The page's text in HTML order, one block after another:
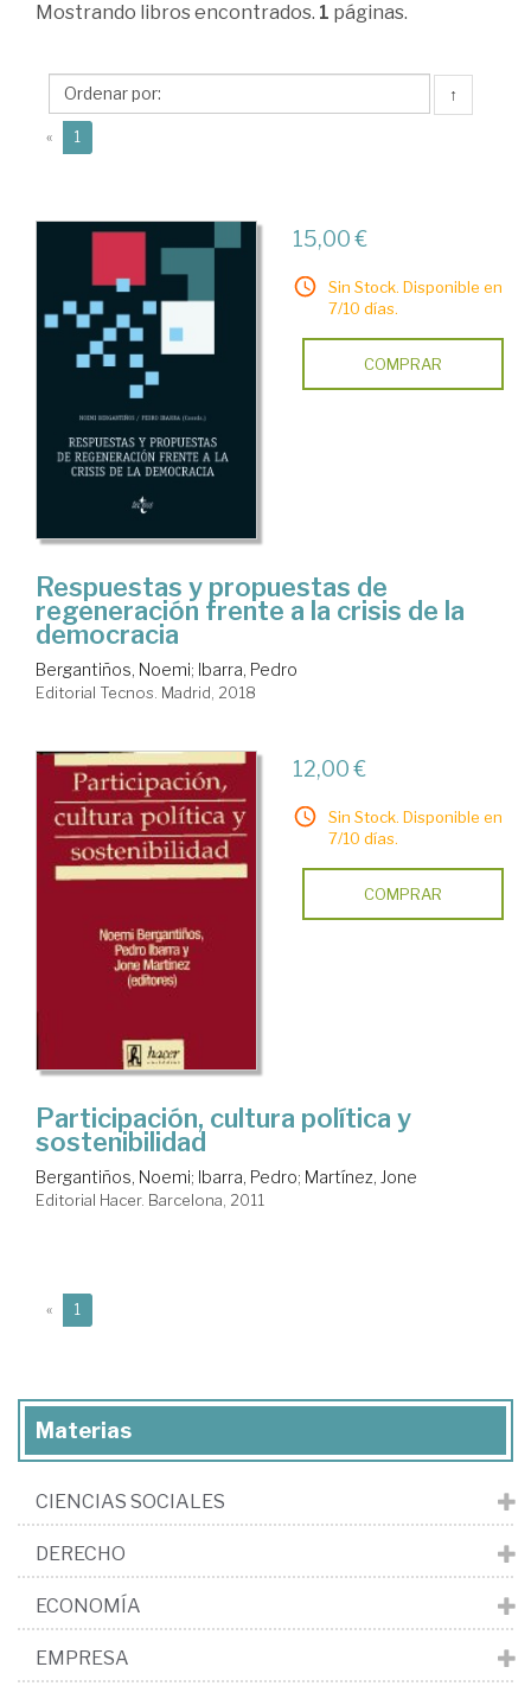
Bergantiños,
Mostrando libros encontrados. 1 páginas.
↑
« 1
15,00 €
Sin Stock. Disponible en
7/10 días.
COMPRAR
Respuestas y propuestas de
regeneración frente a la crisis de la
democracia
Bergantiños, Noemi; Ibarra, Pedro
Editorial Tecnos. Madrid, 2018
12,00 €
Sin Stock. Disponible en
7/10 días.
COMPRAR
Participación, cultura política y
sostenibilidad
Bergantiños, Noemi; Ibarra, Pedro; Martínez, Jone
Editorial Hacer. Barcelona, 2011
« 1
Materias
CIENCIAS SOCIALES
DERECHO
ECONOMÍA
EMPRESA